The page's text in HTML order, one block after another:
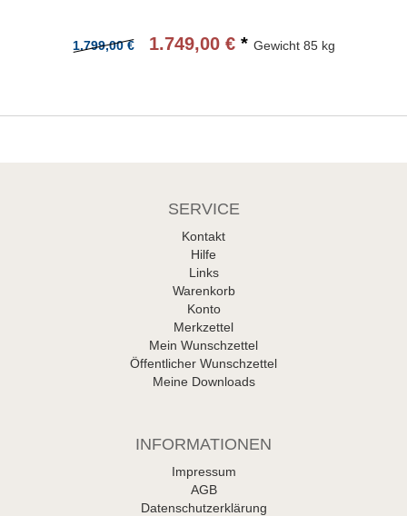
1.799,00 € 1.749,00 € * Gewicht 85 kg
SERVICE
Kontakt
Hilfe
Links
Warenkorb
Konto
Merkzettel
Mein Wunschzettel
Öffentlicher Wunschzettel
Meine Downloads
INFORMATIONEN
Impressum
AGB
Datenschutzerklärung